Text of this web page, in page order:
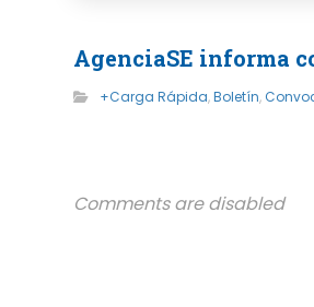
AgenciaSE informa
+Carga Rápida,Boletín,
Comments are disabled